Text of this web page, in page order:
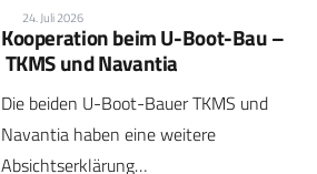
24. Juli 2026
Kooperation beim U-Boot-Bau –
TKMS und Navantia
Die beiden U-Boot-Bauer TKMS und
Navantia haben eine weitere
Absichtserklärung…